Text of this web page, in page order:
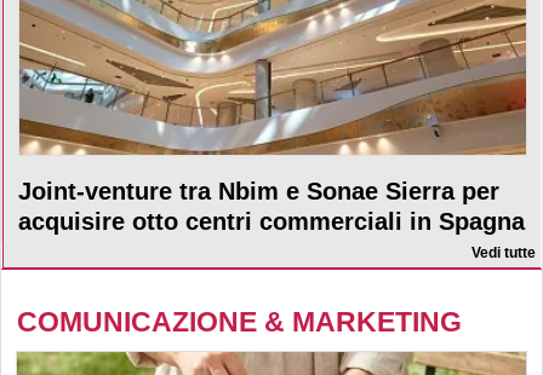
Joint-venture tra Nbim e Sonae Sierra per
acquisire otto centri commerciali in Spagna
Vedi tutte
COMUNICAZIONE & MARKETING